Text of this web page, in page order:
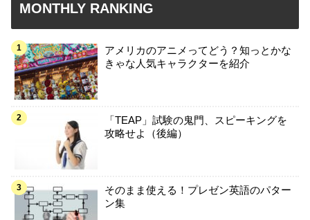
MONTHLY RANKING
アメリカのアニメってどう？知っとかな
きゃな人気キャラクターを紹介
「TEAP」試験の鬼門、スピーキングを
攻略せよ（後編）
そのまま使える！プレゼン英語のパター
ン集